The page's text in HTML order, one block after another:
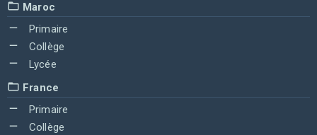
Maroc
Primaire
Collège
Lycée
France
Primaire
Collège